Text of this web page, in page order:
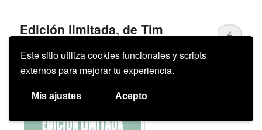
Este sitio utiliza cookies funcionales y scripts
externos para mejorar tu experiencia.
Mis ajustes Acepto
Edición limitada, de Tim
Maughan
Posted on 4 julio, 2016 Ignacio Illarregui Gárate
4